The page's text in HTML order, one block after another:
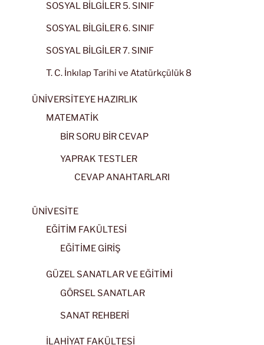
SOSYAL BİLGİLER 5. SINIF
SOSYAL BİLGİLER 6. SINIF
SOSYAL BİLGİLER 7. SINIF
T. C. İnkılap Tarihi ve Atatürkçülük 8
ÜNİVERSİTEYE HAZIRLIK
MATEMATİK
BİR SORU BİR CEVAP
YAPRAK TESTLER
CEVAP ANAHTARLARI
ÜNİVESİTE
EĞİTİM FAKÜLTESİ
EĞİTİME GİRİŞ
GÜZEL SANATLAR VE EĞİTİMİ
GÖRSEL SANATLAR
SANAT REHBERİ
İLAHİYAT FAKÜLTESİ